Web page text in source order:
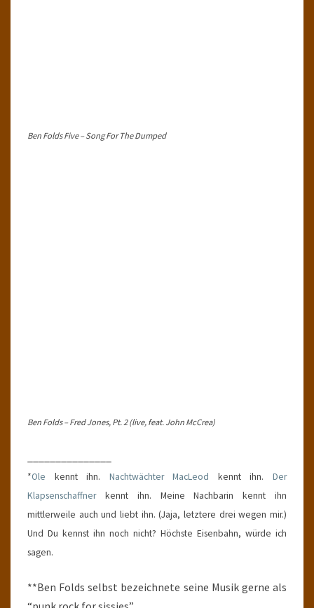
Ben Folds Five – Song For The Dumped
Ben Folds – Fred Jones, Pt. 2 (live, feat. John McCrea)
*Ole kennt ihn. Nachtwächter MacLeod kennt ihn.Der
Klapsenschaffnerkennt ihn. Meine Nachbarin kennt ihn
mittlerweile auch und liebt ihn. (Jaja, letztere drei wegen mir.)
Und Du kennst ihn noch nicht? Höchste Eisenbahn, würde ich
sagen.
**Ben Folds selbst bezeichnete seine Musik gerne als